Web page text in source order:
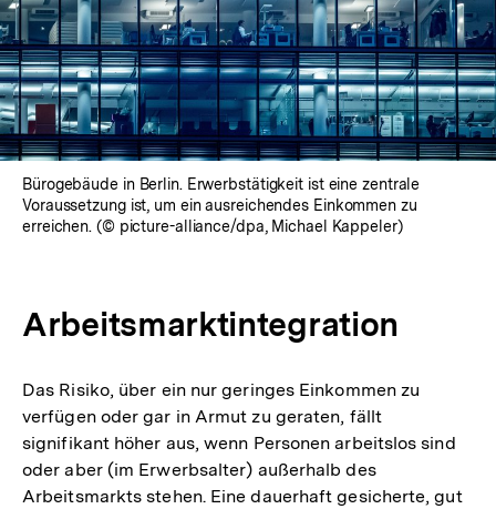
Bürogebäude in Berlin. Erwerbstätigkeit ist eine zentrale
Voraussetzung ist, um ein ausreichendes Einkommen zu
erreichen. (© picture-alliance/dpa, Michael Kappeler)
Arbeitsmarktintegration
Das Risiko, über ein nur geringes Einkommen zu
verfügen oder gar in Armut zu geraten, fällt
signifikant höher aus, wenn Personen arbeitslos sind
oder aber (im Erwerbsalter) außerhalb des
Arbeitsmarkts stehen. Eine dauerhaft gesicherte, gut